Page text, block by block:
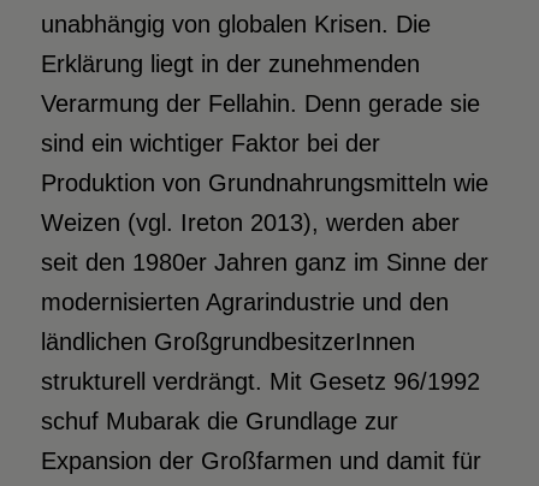
unabhängig von globalen Krisen. Die
Erklärung liegt in der zunehmenden
Verarmung der Fellahin. Denn gerade sie
sind ein wichtiger Faktor bei der
Produktion von Grundnahrungsmitteln wie
Weizen (vgl. Ireton 2013), werden aber
seit den 1980er Jahren ganz im Sinne der
modernisierten Agrarindustrie und den
ländlichen GroßgrundbesitzerInnen
strukturell verdrängt. Mit Gesetz 96/1992
schuf Mubarak die Grundlage zur
Expansion der Großfarmen und damit für